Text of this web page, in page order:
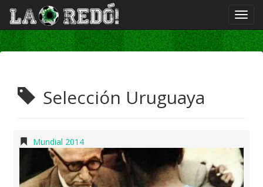
Selección Uruguaya
Mundial 2014